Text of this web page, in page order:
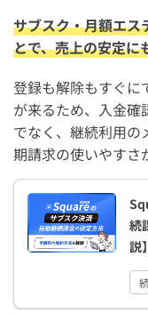
サブスク・月額エ
とで、売上の安定に
登録も解除もすぐに
が来るため、入金確
でなく、継続利用の
期請求の使いやすさ
続
説】